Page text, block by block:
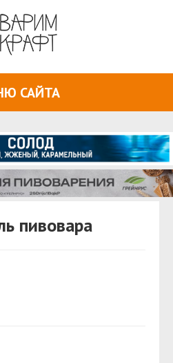
САЙТА
пивовара